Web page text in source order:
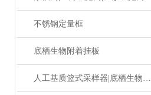
不锈钢定量框
底栖生物附着挂板
人工基质篮式采样器|底栖生物挂板